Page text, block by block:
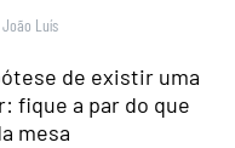
João Luís
de existir uma
fique a par do que
mesa